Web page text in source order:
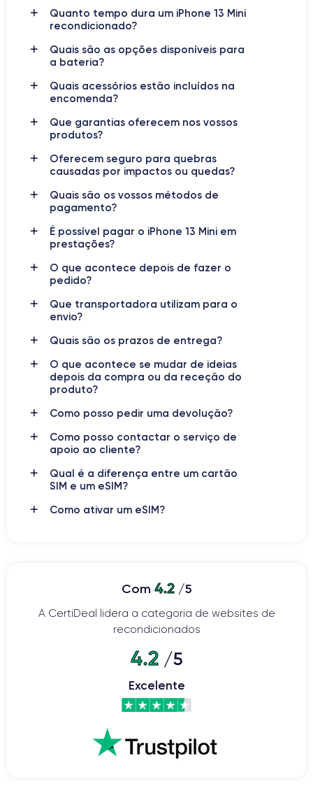
131.5×64.2×7.65 mm 141 g
Ecrã
IPS LCD 5.4 polegadas
Resolução do ecrã
1080 x 2340 píxeis
RAM Armazenamento interno
Nome do processador
Nome da GPU
GPU de 5 núcleos
Velocidade do processador
3.22 GHz
12 MP 12 MP
Resolução de vídeo
4K - 3840x2160px
Carregamento rápido
Bateria
2438 mAh
Dual SIM
5G Sim, todas as operadoras
iPhone 13 Mini: tecnologia de
ponta num formato compacto
iPhone 13 Mini é o mais recente smartphone topo de gama
Apple, lançado no mercado em
juntamente com os outros smartphones da série iPhone 13.
modelo anterior, oferecendo uma experiência visual ainda
mais imersiva graças àtecnologia Super Retina XDR
. Além disso, o iPhone 13 mini está equipado
promete uma maior resistência a choques e quedas.
dispositivo possui um sistema dedupla câmara
câmara principal de 12 MP e uma câmara ultra-angular de 12
Quanto tempo dura um iPhone 13 Mini
recondicionado?
Quais são as opções disponíveis para
a bateria?
Quais acessórios estão incluídos na
encomenda?
Que garantias oferecem nos vossos
produtos?
Oferecem seguro para quebras
causadas por impactos ou quedas?
Quais são os vossos métodos de
pagamento?
É possível pagar o iPhone 13 Mini em
prestações?
O que acontece depois de fazer o
pedido?
Que transportadora utilizam para o
envio?
Quais são os prazos de entrega?
O que acontece se mudar de ideias
depois da compra ou da receção do
produto?
Como posso pedir uma devolução?
Como posso contactar o serviço de
apoio ao cliente?
Qual é a diferença entre um cartão
SIM e um eSIM?
Como ativar um eSIM?
Com 4.2/5
A CertiDeal lidera a categoria de websites de
recondicionados
4.2/5
Excelente